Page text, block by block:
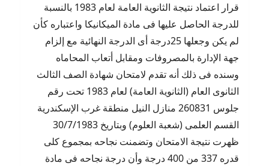
قرار اعتماد نتيجة الثانوية العامة لعام 1983 بالنسبة
للدرجة الحاصل عليها فى مادة الميكانيكا واعتباره كأن
لم يكن وجعلها 25درجة أى الدرجة النهائية مع إلزام
جهة الإدارة بالمصروفات ومقابل أتعاب المحاماه
وسنده فى ذلك أنه تقدم لامتحان شهادة الصف الثالث
الثانوى العام (الثانوية العامة) لعام 1983 تحت رقم
جلوس 260831 منازل النيل منطقة غرب الإسكندرية
القسم العلمى (شعبة العلوم) وبتاريخ 30/7/1983
ظهرت نتيجة الامتحان وتضمنت نجاحه بمجموع كلى
قدره 337 من 400 درجة وأن درجة نجاحه فى مادة